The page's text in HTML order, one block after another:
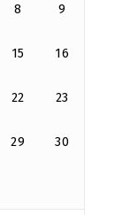
8 9
15 16
22 23
29 30